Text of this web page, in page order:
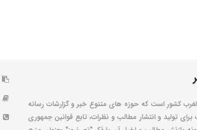
کشور است که حوزه های متنوع خبر و گزارشات رسانه
تولید و انتشار مطالب و نظرات، تابع قوانین جمهوری